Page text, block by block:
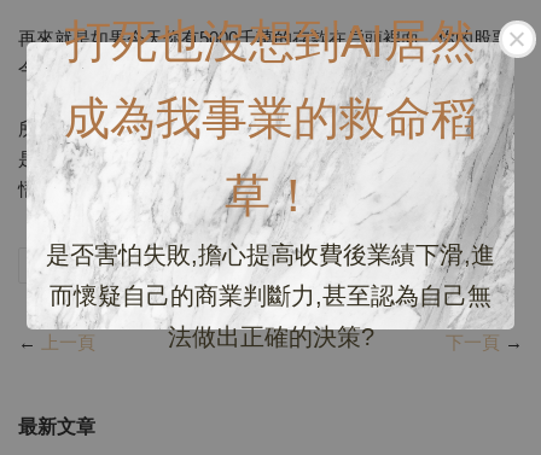
打死也沒想到AI居然
成為我事業的救命稻
草！
是否害怕失敗,擔心提高收費後業績下滑,進
而懷疑自己的商業判斷力,甚至認為自己無
法做出正確的決策?
再來就是如果今天你有5000千萬的存款在戶頭裡面。你的股票
今天收盤虧了3萬....你覺得你的感覺會多痛？？
所以是不是可刺激自己要多賺一點錢！今天一樣股票漲跌，但
是你的能力強弱，決定了你個人的最終感受....是不是玩股票可
悟出人生？自己品一下～～
分享 Tweet Pin it LINE
← 上一頁 下一頁 →
最新文章